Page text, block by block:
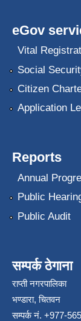
eGov
Vital
Social
Citizen
Application
Reports
Annual
Public
Public Audit
सम्पर्क ठेगाना
राप्ती नगरपालिका
भण्डारा, चितवन
सम्पर्क नं. +977-